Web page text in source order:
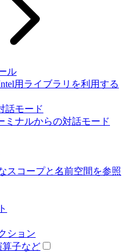
ル
用ライブラリを利用する
話モード
ミナルからの対話モード
スコープと名前空間を参照
ション
算子など